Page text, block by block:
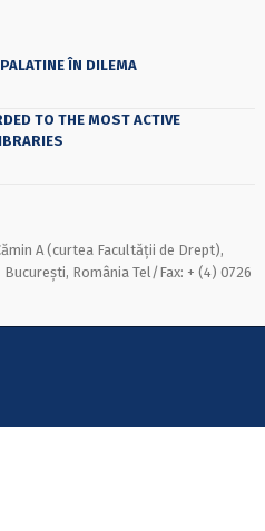
ÎN DILEMA
TO THE MOST ACTIVE
A (curtea Facultății de Drept),
România Tel/Fax: + (4) 0726